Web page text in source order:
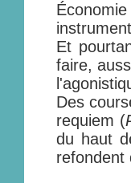
Et
faire,
Des
requiem (
du haut
refondent